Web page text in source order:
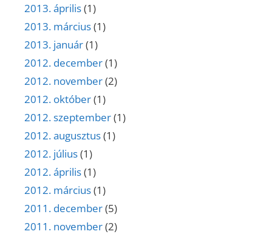
2013. április(1)
2013. március(1)
2013. január(1)
2012. december(1)
2012. november(2)
2012. október(1)
2012. szeptember(1)
2012. augusztus(1)
2012. július(1)
2012. április(1)
2012. március(1)
2011. december(5)
2011. november(2)